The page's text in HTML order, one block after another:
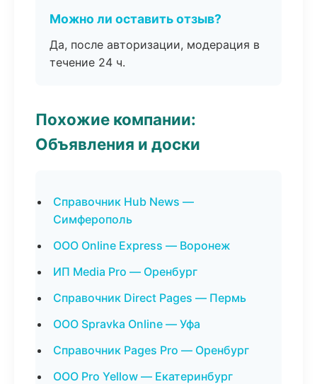
Можно ли оставить отзыв?
Да, после авторизации, модерация в
течение 24 ч.
Похожие компании:
Объявления и доски
Справочник Hub News —
Симферополь
ООО Online Express — Воронеж
ИП Media Pro — Оренбург
Справочник Direct Pages — Пермь
ООО Spravka Online — Уфа
Справочник Pages Pro — Оренбург
ООО Pro Yellow — Екатеринбург